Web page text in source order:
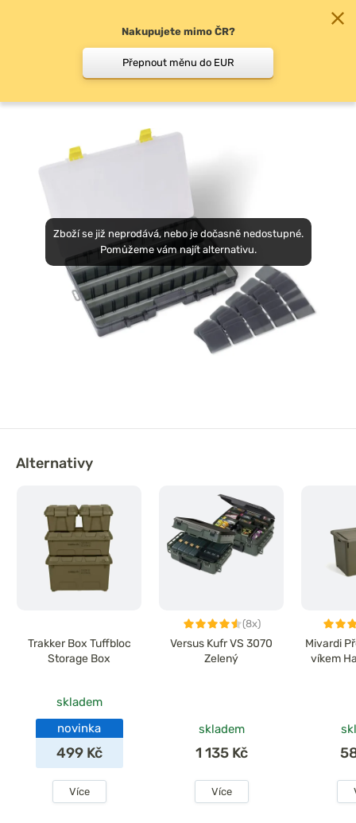
Krabičky, boxy, kufry
Zboží se již neprodává, nebo je dočasně nedostupné.
Pomůžeme vám najít alternativu.
Alternativy
Trakker Box Tuffbloc
Storage Box
skladem
novinka
499 Kč
Více
(8x)
Versus Kufr VS 3070
Zelený
skladem
1 135 Kč
Více
Mivardi
víkem
Nakupujete mimo ČR?
Přepnout měnu do EUR